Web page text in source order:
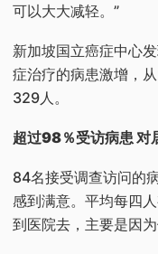
可以大大减轻。”
新加坡国立癌症中心
症治疗的病患激增，
329人。
超过98％受访病患 对
84名接受调查访问的
感到满意。平均每四
到医院去，主要是因为